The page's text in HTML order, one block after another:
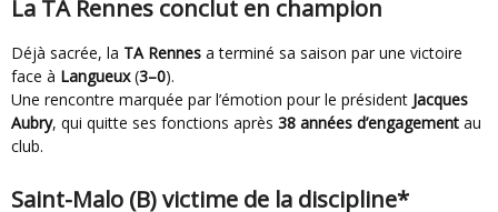
La TA Rennes conclut en champion
Déjà sacrée, la TA Rennes a terminé sa saison par une victoire
face à Langueux(3–0).
Une rencontre marquée par l’émotion pour le président Jacques
Aubry, qui quitte ses fonctions après 38 années d’engagement au
club.
Saint-Malo (B) victime de la discipline*